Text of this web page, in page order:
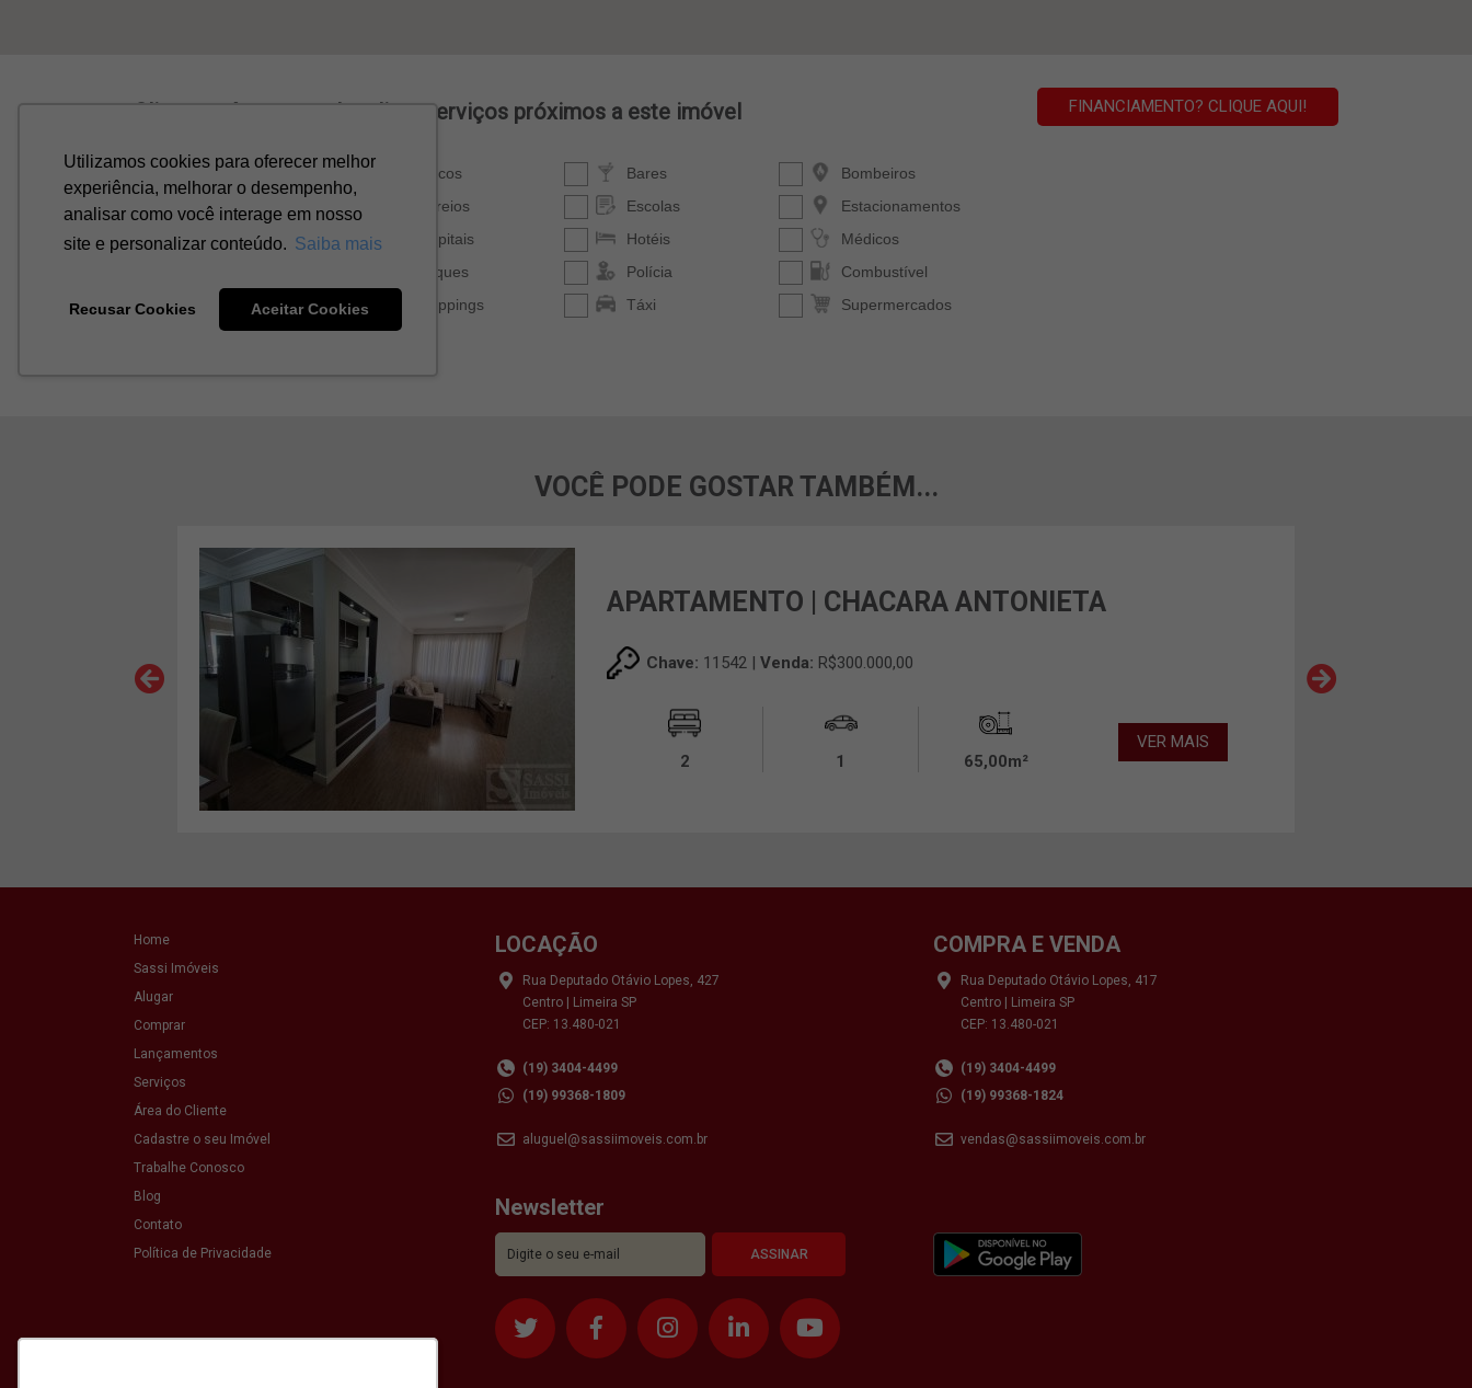
VOCÊ PODE GOSTAR TAMBÉM...
APARTAMENTO | CHACARA ANTONIETA
Chave: 11542 |Venda: R$300.000,00
2 1 65,00m²
VER MAIS
Home
Sassi Imóveis
Alugar
Comprar
Lançamentos
Serviços
Área do Cliente
Cadastre o seu Imóvel
Trabalhe Conosco
Blog
Contato
Política de Privacidade
LOCAÇÃO
Rua Deputado Otávio Lopes, 427
Centro | Limeira SP
CEP: 13.480-021
(19) 3404-4499
(19) 99368-1809
aluguel@sassiimoveis.com.br
COMPRA E VENDA
Rua Deputado Otávio Lopes, 417
Centro | Limeira SP
CEP: 13.480-021
(19) 3404-4499
(19) 99368-1824
vendas@sassiimoveis.com.br
Newsletter